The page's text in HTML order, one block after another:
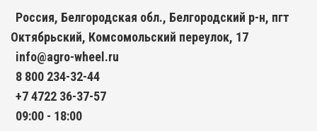
Россия, Белгородская обл., Белгородский р-н, пгт
Октябрьский, Комсомольский переулок, 17
info@agro-wheel.ru
8 800 234-32-44
+7 4722 36-37-57
09:00 - 18:00